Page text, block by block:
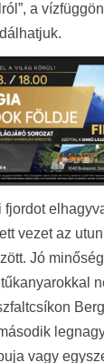
a
fjordot
vezet az
Jó
vagy